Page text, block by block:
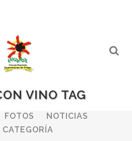
VINO TAG
BOLETINES
FOTOS
NOTICIAS
CATEGORÍA